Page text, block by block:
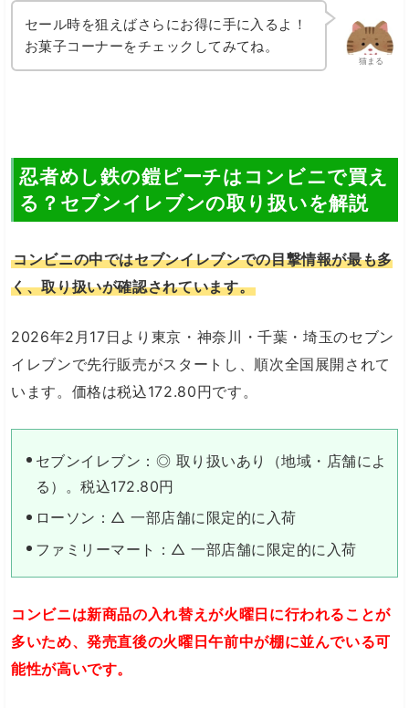
猫まる
セール時を狙えばさらにお得に手に入るよ！
お菓子コーナーをチェックしてみてね。
忍者めし鉄の鎧ピーチはコンビニで買え
る？セブンイレブンの取り扱いを解説
コンビニの中ではセブンイレブンでの目撃情報が最も多
く、取り扱いが確認されています。
2026年2月17日より東京・神奈川・千葉・埼玉のセブン
イレブンで先行販売がスタートし、順次全国展開されて
います。価格は税込172.80円です。
セブンイレブン：◎ 取り扱いあり（地域・店舗によ
る）。税込172.80円
ローソン：△ 一部店舗に限定的に入荷
ファミリーマート：△ 一部店舗に限定的に入荷
コンビニは新商品の入れ替えが火曜日に行われることが
多いため、発売直後の火曜日午前中が棚に並んでいる可
能性が高いです。